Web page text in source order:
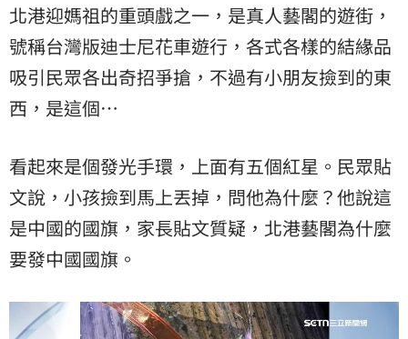
北港迎媽祖的重頭戲之一，是真人藝閣的遊街，
號稱台灣版迪士尼花車遊行，各式各樣的結緣品
吸引民眾各出奇招爭搶，不過有小朋友撿到的東
西，是這個…
看起來是個發光手環，上面有五個紅星。民眾貼
文說，小孩撿到馬上丟掉，問他為什麼？他說這
是中國的國旗，家長貼文質疑，北港藝閣為什麼
要發中國國旗。